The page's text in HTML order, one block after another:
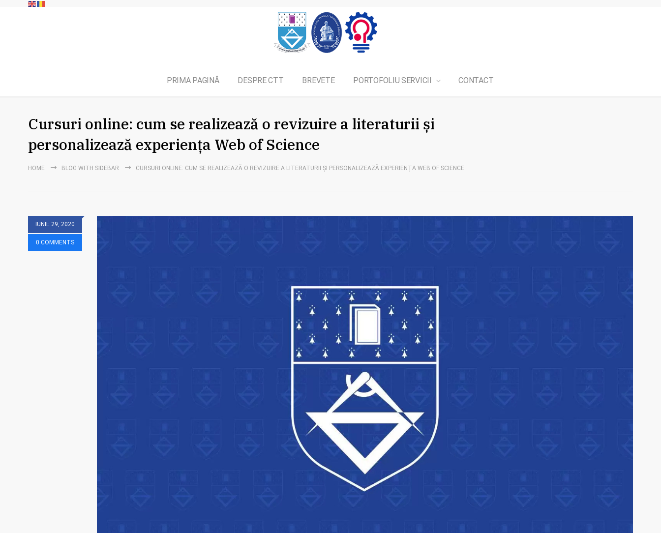
PRIMA PAGINĂ DESPRE CTT BREVETE PORTOFOLIU SERVICII CONTACT
Cursuri online: cum se realizează o revizuire a literaturii și
personalizează experiența Web of Science
HOME BLOG WITH SIDEBAR CURSURI ONLINE: CUM SE REALIZEAZĂ O REVIZUIRE A LITERATURII ȘI PERSONALIZEAZĂ EXPERIENȚA WEB OF SCIENCE
IUNIE 29, 2020
0 COMMENTS